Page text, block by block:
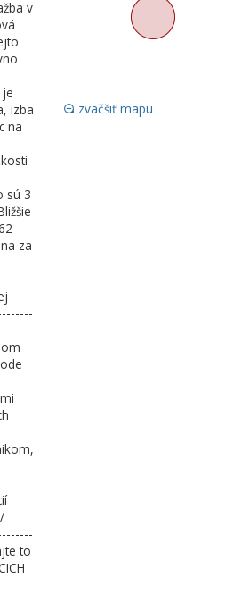
rekreácia
pozemok
pozemky
vyhľadávanie
v
izba
na
sú 3
za
to
loupe zväčšiť mapu